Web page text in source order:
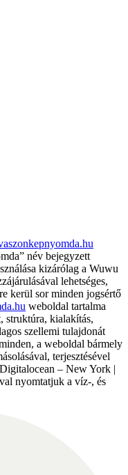
név bejegyzett
kizárólag a Wuwu
lehetséges,
kerül sor minden jogsértő
weboldal tartalma
struktúra, kialakítás,
szellemi tulajdonát
a weboldal bármely
terjesztésével
– New York |
nyomtatjuk a víz-, és